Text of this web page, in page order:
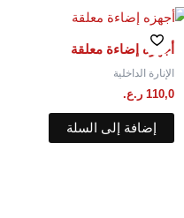
أجهزه إضاءة معلقة
الإنارة الداخلية
110,0 ر.ع.
إضافة إلى السلة